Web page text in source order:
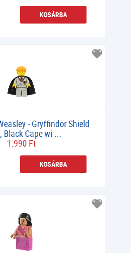
KOSÁRBA
- Gryffindor Shield
Black Cape wi ...
1.990 Ft
KOSÁRBA